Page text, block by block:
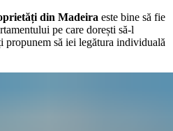
din Madeira este bine să fie
pe care dorești să-l
propunem să iei legătura individuală